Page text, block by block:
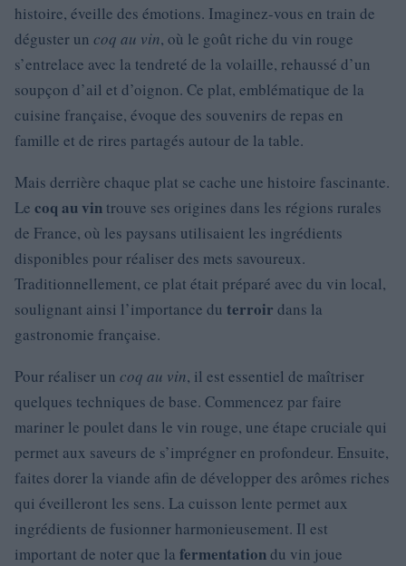
histoire, éveille des émotions. Imaginez-vous en train de
déguster un coq au vin, où le goût riche du vin rouge
s’entrelace avec la tendreté de la volaille, rehaussé d’un
soupçon d’ail et d’oignon. Ce plat, emblématique de la
cuisine française, évoque des souvenirs de repas en
famille et de rires partagés autour de la table.
Mais derrière chaque plat se cache une histoire fascinante.
Le coq au vin trouve ses origines dans les régions rurales
de France, où les paysans utilisaient les ingrédients
disponibles pour réaliser des mets savoureux.
Traditionnellement, ce plat était préparé avec du vin local,
soulignant ainsi l’importance du terroir dans la
gastronomie française.
Pour réaliser un coq au vin, il est essentiel de maîtriser
quelques techniques de base. Commencez par faire
mariner le poulet dans le vin rouge, une étape cruciale qui
permet aux saveurs de s’imprégner en profondeur. Ensuite,
faites dorer la viande afin de développer des arômes riches
qui éveilleront les sens. La cuisson lente permet aux
ingrédients de fusionner harmonieusement. Il est
important de noter que la fermentationdu vin joue